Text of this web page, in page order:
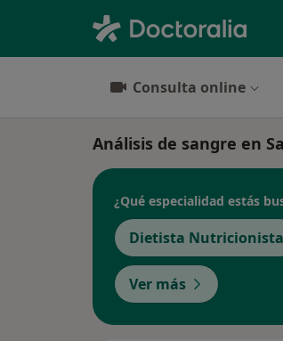
Consulta online
Análisis de sangre en
¿Qué especialidad estás
Dietista Nutricionista
Ver más